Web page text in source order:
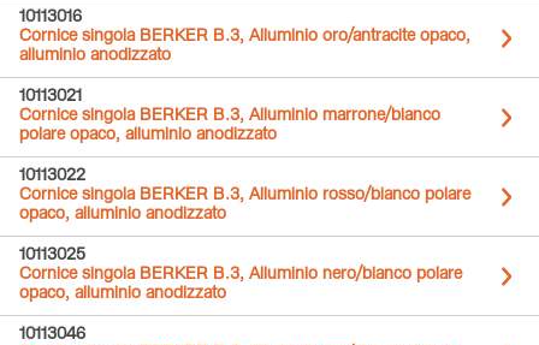
10113016
Cornice singola BERKER B.3, Alluminio oro/antracite opaco,
alluminio anodizzato
10113021
Cornice singola BERKER B.3, Alluminio marrone/bianco
polare opaco, alluminio anodizzato
10113022
Cornice singola BERKER B.3, Alluminio rosso/bianco polare
opaco, alluminio anodizzato
10113025
Cornice singola BERKER B.3, Alluminio nero/bianco polare
opaco, alluminio anodizzato
10113046